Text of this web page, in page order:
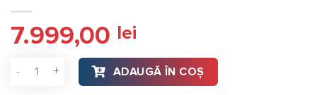
7.999,00 lei
Cantitate Aparat sudura electrofuziune Elektra Light
ADAUGĂ ÎN COȘ